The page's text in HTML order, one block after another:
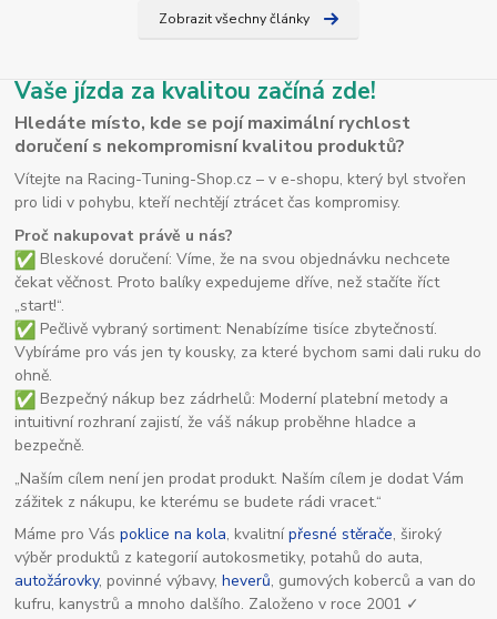
Zobrazit všechny články
Vaše jízda za kvalitou začíná zde!
Hledáte místo, kde se pojí maximální rychlost
doručení s nekompromisní kvalitou produktů?
Vítejte na Racing-Tuning-Shop.cz – v e-shopu, který byl stvořen
pro lidi v pohybu, kteří nechtějí ztrácet čas kompromisy.
Proč nakupovat právě u nás?
Bleskové doručení: Víme, že na svou objednávku nechcete
čekat věčnost. Proto balíky expedujeme dříve, než stačíte říct
„start!“.
Pečlivě vybraný sortiment: Nenabízíme tisíce zbytečností.
Vybíráme pro vás jen ty kousky, za které bychom sami dali ruku do
ohně.
Bezpečný nákup bez zádrhelů: Moderní platební metody a
intuitivní rozhraní zajistí, že váš nákup proběhne hladce a
bezpečně.
„Naším cílem není jen prodat produkt. Naším cílem je dodat Vám
zážitek z nákupu, ke kterému se budete rádi vracet.“
Máme pro Váspoklice na kola, kvalitnípřesné stěrače, široký
výběr produktů z kategorií autokosmetiky, potahů do auta,
autožárovky, povinné výbavy,heverů, gumových koberců a van do
kufru, kanystrů a mnoho dalšího. Založeno v roce 2001 ✓